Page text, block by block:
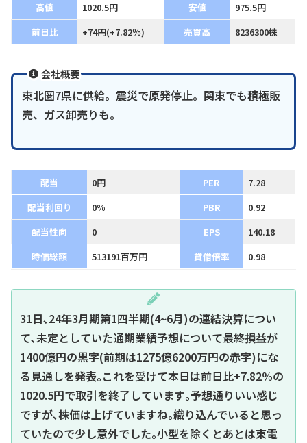
高値
1020.5円 安値
975.5円
前日比
+74円(+7.82％) 売買高 8236300株
会社概要
東北圏7県に供給。震災で原発停止。関東でも積極販
売、ガス卸売りも。
配当 0円 PER
7.28
配当利回り
0% PBR
0.92
配当性向
0 EPS
140.18
時価総額
513191百万円 貸借倍率 0.98
31日､24年3月期第1四半期(4~6月)の連結決算につい
て､未定としていた通期業績予想について最終損益が
1400億円の黒字(前期は1275億6200万円の赤字)にな
る見通しを発表｡これを受けて本日は前日比+7.82%の
1020.5円で取引を終了しています｡予想通りいい感じ
ですが､株価は上げていますね｡織り込んでいると思っ
ていたので少し意外でした｡小型を除くとあとは東電